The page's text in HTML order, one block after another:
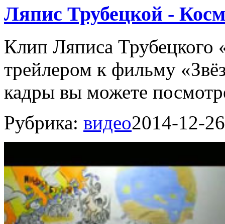
Ляпис Трубецкой -
Клип Ляписа Трубецкого
трейлером к фильму
кадры вы можете
Рубрика: видео2014-12-26